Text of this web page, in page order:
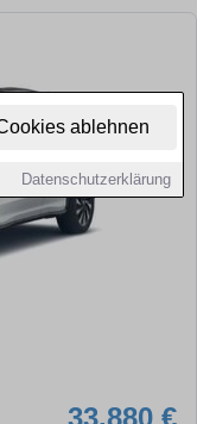
ablehnen
Datenschutzerklärung
33.880 €